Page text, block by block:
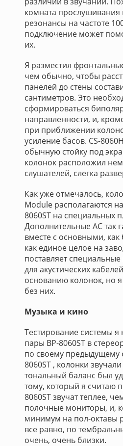
комната прослушивания
резонансы на частоте
подключение может
их.
Я разместил
чем обычно, чтобы
панелей до стены
сантиметров. Это
сформироваться
направленности, и,
при приближении
усиление басов. CS-
обычную стойку под
колонок расположил
слушателей, слегка
Как уже отмечалось,
Module располагаются
8060ST на специальных
Дополнительные АС так
вместе с основными,
как единое целое на
поставляет
для акустических
основанию колонок, но
без них.
Музыка и кино
Тестирование системы
пары BP-8060ST в
по своему предыдущему
8060ST , колонки
тональный баланс был
тому, который я считаю
8060ST звучат теплее,
полочные мониторы, и,
минимум на пол-октавы
все равно, по
очень, очень близки.